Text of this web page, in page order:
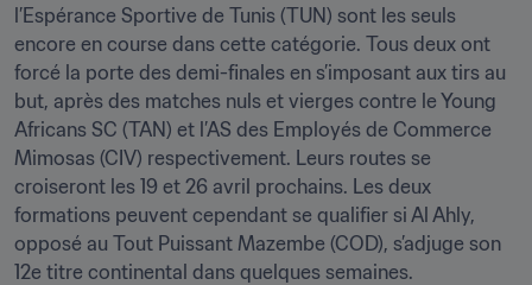
l’Espérance Sportive de Tunis (TUN) sont les seuls
encore en course dans cette catégorie. Tous deux ont
forcé la porte des demi-finales en s’imposant aux tirs au
but, après des matches nuls et vierges contre le Young
Africans SC (TAN) et l’AS des Employés de Commerce
Mimosas (CIV) respectivement. Leurs routes se
croiseront les 19 et 26 avril prochains. Les deux
formations peuvent cependant se qualifier si Al Ahly,
opposé au Tout Puissant Mazembe (COD), s’adjuge son
12e titre continental dans quelques semaines.